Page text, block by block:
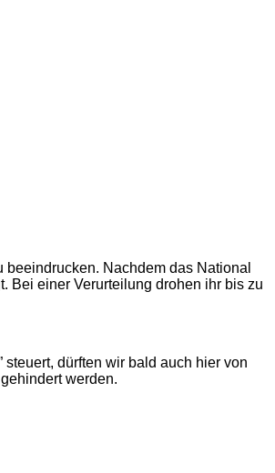
Nachdem das National
Bei einer Verurteilung drohen ihr bis zu
dürften wir bald auch hier von
werden.